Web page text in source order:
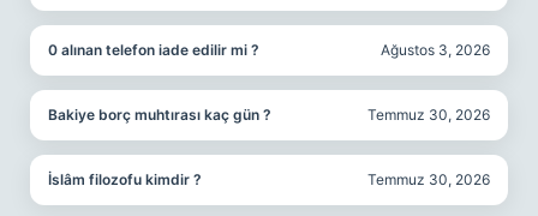
0 alınan telefon iade edilir mi ? Ağustos 3, 2026
Bakiye borç muhtırası kaç gün ? Temmuz 30, 2026
İslâm filozofu kimdir ? Temmuz 30, 2026